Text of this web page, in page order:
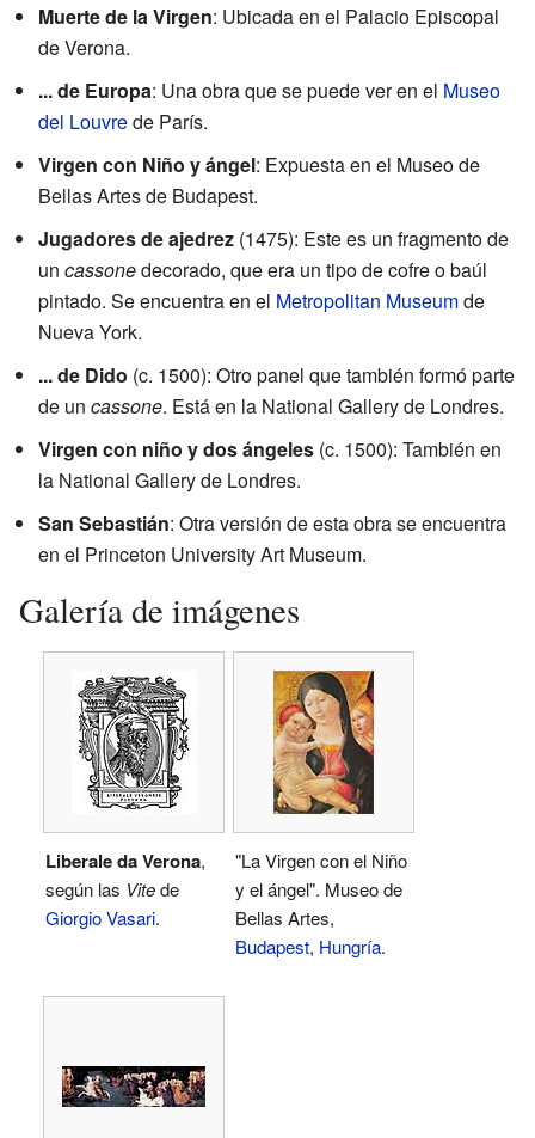
Muerte de la Virgen: Ubicada en el Palacio Episcopal
de Verona.
... de Europa: Una obra que se puede ver en el Museo
del Louvrede París.
Virgen con Niño y ángel: Expuesta en el Museo de
Bellas Artes de Budapest.
Jugadores de ajedrez (1475): Este es un fragmento de
un cassonedecorado, que era un tipo de cofre o baúl
pintado. Se encuentra en el Metropolitan Museumde
Nueva York.
... de Dido (c. 1500): Otro panel que también formó parte
de un cassone. Está en la National Gallery de Londres.
Virgen con niño y dos ángeles (c. 1500): También en
la National Gallery de Londres.
San Sebastián: Otra versión de esta obra se encuentra
en el Princeton University Art Museum.
Galería de imágenes
Liberale da Verona,
según las Vitede
Giorgio Vasari.
"La Virgen con el Niño
y el ángel". Museo de
Bellas Artes,
Budapest, Hungría.